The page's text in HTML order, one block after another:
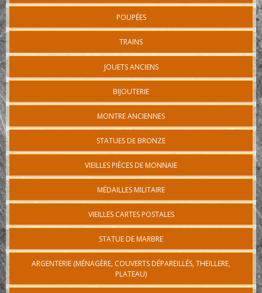
POUPÉES
TRAINS
JOUETS ANCIENS
BIJOUTERIE
MONTRE ANCIENNES
STATUES DE BRONZE
VIEILLES PIÈCES DE MONNAIE
MÉDAILLES MILITAIRE
VIEILLES CARTES POSTALES
STATUE DE MARBRE
ARGENTERIE (MÉNAGÈRE, COUVERTS DÉPAREILLÉS, THEILLERE,
PLATEAU)